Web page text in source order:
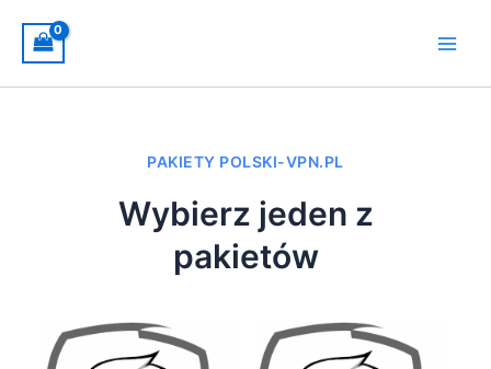
content
PAKIETY POLSKI-VPN.PL
Wybierz jeden z
pakietów